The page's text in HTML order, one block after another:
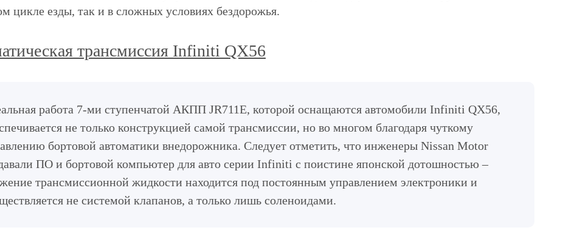
цикле езды, так и в сложных условиях бездорожья.
трансмиссия Infiniti QX56
работа 7-ми ступенчатой АКПП JR711E, которой оснащаются автомобили Infiniti QX56,
не только конструкцией самой трансмиссии, но во многом благодаря чуткому
бортовой автоматики внедорожника. Следует отметить, что инженеры Nissan Motor
ПО и бортовой компьютер для авто серии Infiniti с поистине японской дотошностью –
трансмиссионной жидкости находится под постоянным управлением электроники и
не системой клапанов, а только лишь соленоидами.